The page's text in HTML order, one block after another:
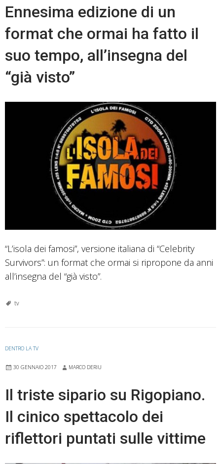
Ennesima edizione di un
format che ormai ha fatto il
suo tempo, all’insegna del
“già visto”
“L’isola dei famosi”, versione italiana di “Celebrity
Survivors”: un format che ormai si ripropone da anni
all’insegna del “già visto”.
tv
DENTRO LA TV
30 GENNAIO 2017 MARCO DERIU
Il triste sipario su Rigopiano.
Il cinico spettacolo dei
riflettori puntati sulle vittime